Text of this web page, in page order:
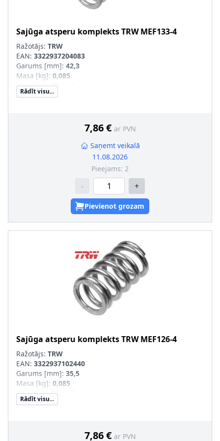
Sajūga atsperu komplektsTRW MEF133-4
Ražotājs: TRW
EAN: 3322937204083
Garums [mm]: 42,3
Masa [kg]: 0,085
Materiāls:Tērauds
Iekšējais diametrs [mm]
Informācija nav pieejama, lūdzu, griezieties pie
Rādīt visu...
7,86 € ar PVN
Saņemt veikalā
11.08.2026
Pieejams: 2
- +
Pievienot grozam
Sajūga atsperu komplektsTRW MEF126-4
Ražotājs: TRW
EAN: 3322937102440
Garums [mm]: 35,5
Masa [kg]: 0,085
Materiāls:Tērauds
Iekšējais diametrs [mm]
Informācija nav pieejama, lūdzu, griezieties pie
Rādīt visu...
7,86 € ar PVN